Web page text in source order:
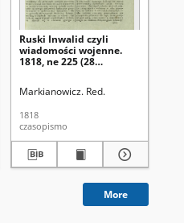
Ruski Inwalid czyli
wiadomości wojenne.
1818, ne 225 (28
Markianowicz. Red.
1818
czasopismo
More